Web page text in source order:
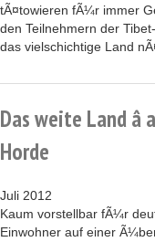
tÃ¤towieren fÃ¼r immer
den Teilnehmern der Tibet-
das vielschichtige Land
Das weite Land
Horde
Juli 2012
Kaum vorstellbar fÃ¼r
Einwohner auf einer Ã¼ber